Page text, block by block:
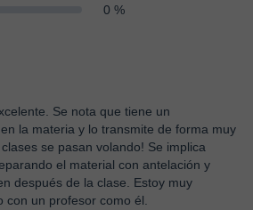
0 %
Se nota que tiene un
la materia y lo transmite de forma muy
se pasan volando! Se implica
el material con antelación y
después de la clase. Estoy muy
un profesor como él.